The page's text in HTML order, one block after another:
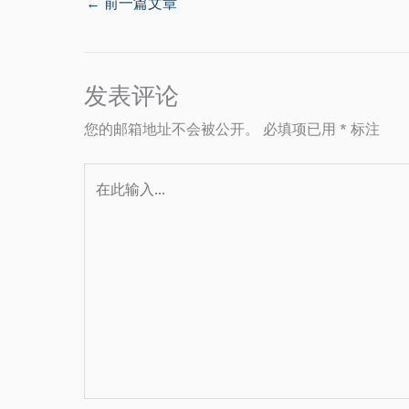
发表评论
您的邮箱地址不会被公开。 必填项已用 * 标注